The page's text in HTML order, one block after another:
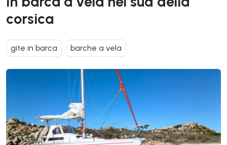
corsica
gite in barca barche a vela